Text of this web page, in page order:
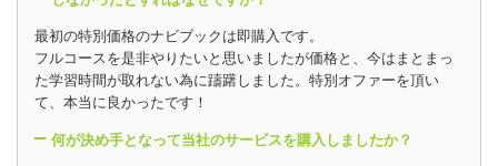
最初の特別価格のナビブックは即購入です。
フルコースを是非やりたいと思いましたが価格と、今はまとまっ
た学習時間が取れない為に躊躇しました。特別オファーを頂い
て、本当に良かったです！
何が決め手となって当社のサービスを購入しましたか？